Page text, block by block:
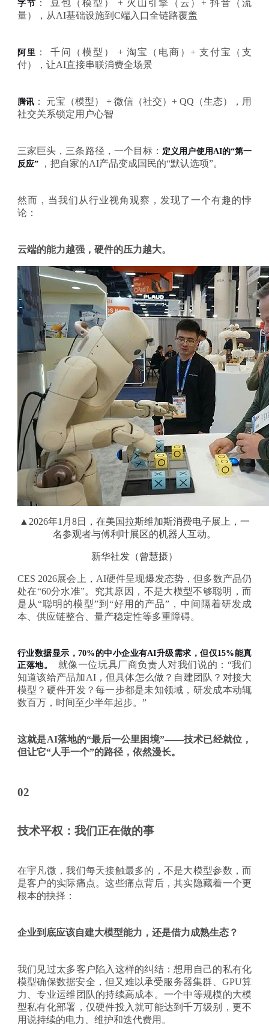
字节 ： 豆包（模型）
+ 火山引擎（云）+ 抖音（流
量），从AI基础设施到C端入口全链路覆盖
阿里 ： 千问（模型）
+ 淘宝（电商）+ 支付宝（支
付），让AI直接串联消费全场景
腾讯： 元宝（模型）
+ 微信（社交）+ QQ（生态），用
社交关系锁定用户心智
三家巨头，三条路径，一个目标： 定义用户使用AI的“第一
反应”
，把自家的AI产品变成国民的“默认选项”。
然而，当我们从行业视角观察，发现了一个有趣的悖
论：
云端的能力越强，硬件的压力越大。
▲2026年1月8日，在美国拉斯维加斯消费电子展上，一
名参观者与傅利叶展区的机器人互动。
新华社发（曾慧摄）
CES 2026展会上，AI硬件呈现爆发态势，但多数产品仍
处在“60分水准”。究其原因，不是大模型不够聪明，而
是从“聪明的模型”到“好用的产品”，中间隔着研发成
本、供应链整合、量产稳定性等多重障碍。
行业数据显示，70%的中小企业有AI升级需求，但仅15%能真
正落地。
就像一位玩具厂商负责人对我们说的：“我们
知道该给产品加AI，但具体怎么做？自建团队？对接大
模型？硬件开发？每一步都是未知领域，研发成本动辄
数百万，时间至少半年起步。”
这就是AI落地的“最后一公里困境”——技术已经就位，
但让它“人手一个”的路径，依然漫长。
02
技术平权：我们正在做的事
在宇凡微，我们每天接触最多的，不是大模型参数，而
是客户的实际痛点。这些痛点背后，其实隐藏着一个更
根本的抉择：
企业到底应该自建大模型能力，还是借力成熟生态？
我们见过太多客户陷入这样的纠结：想用自己的私有化
模型确保数据安全，但又难以承受服务器集群、 GPU算
力、专业运维团队的持续高成本。一个中等规模的大模
型私有化部署，仅硬件投入就可能达到千万级别，更不
用说持续的电力、维护和迭代费用。